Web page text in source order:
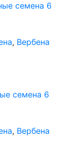
семена 6
, Вербена
семена 6
, Вербена